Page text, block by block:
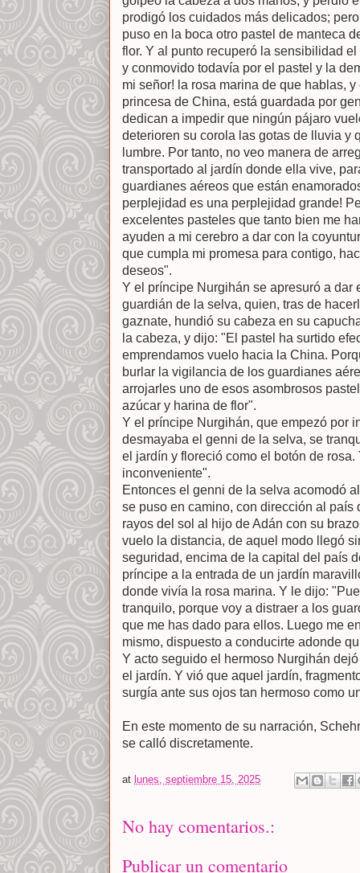
prodigó los cuidados más delicados;
puso en la boca otro pastel de manteca
flor. Y al punto recuperó la sensibilidad
y conmovido todavía por el pastel y la
mi señor! la rosa marina de que hablas,
princesa de China, está guardada por
dedican a impedir que ningún pájaro
deterioren su corola las gotas de lluvia y
lumbre. Por tanto, no veo manera de
transportado al jardín donde ella vive,
guardianes aéreos que están
perplejidad es una perplejidad grande!
excelentes pasteles que tanto bien me
ayuden a mi cerebro a dar con la
que cumpla mi promesa para contigo,
deseos".
Y el príncipe Nurgihán se apresuró a dar
guardián de la selva, quien, tras de
gaznate, hundió su cabeza en su
la cabeza, y dijo: "El pastel ha surtido
emprendamos vuelo hacia la China.
burlar la vigilancia de los guardianes
arrojarles uno de esos asombrosos
azúcar y harina de flor".
Y el príncipe Nurgihán, que empezó por
desmayaba el genni de la selva, se
el jardín y floreció como el botón de rosa.
inconveniente".
Entonces el genni de la selva acomodó
se puso en camino, con dirección al
rayos del sol al hijo de Adán con su
vuelo la distancia, de aquel modo llegó
seguridad, encima de la capital del país
príncipe a la entrada de un jardín
donde vivía la rosa marina. Y le dijo:
tranquilo, porque voy a distraer a los
que me has dado para ellos. Luego me
mismo, dispuesto a conducirte adonde
Y acto seguido el hermoso Nurgihán
el jardín. Y vió que aquel jardín,
surgía ante sus ojos tan hermoso como
En este momento de su narración,
se calló discretamente.
at lunes, septiembre 15, 2025
No hay comentarios.:
Publicar un comentario